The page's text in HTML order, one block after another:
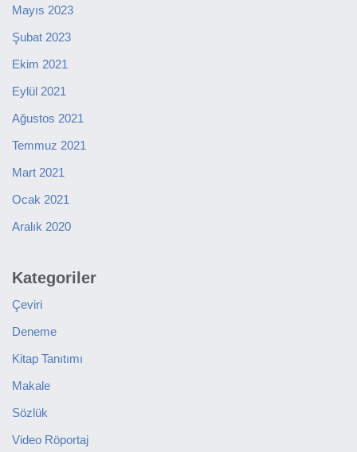
Mayıs 2023
Şubat 2023
Ekim 2021
Eylül 2021
Ağustos 2021
Temmuz 2021
Mart 2021
Ocak 2021
Aralık 2020
Kategoriler
Çeviri
Deneme
Kitap Tanıtımı
Makale
Sözlük
Video Röportaj